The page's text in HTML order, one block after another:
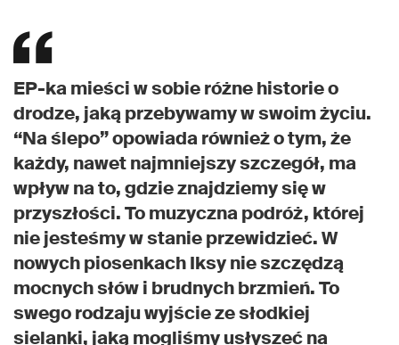
EP-ka mieści w sobie różne historie o
drodze, jaką przebywamy w swoim życiu.
“Na ślepo” opowiada również o tym, że
każdy, nawet najmniejszy szczegół, ma
wpływ na to, gdzie znajdziemy się w
przyszłości. To muzyczna podróż, której
nie jesteśmy w stanie przewidzieć. W
nowych piosenkach Iksy nie szczędzą
mocnych słów i brudnych brzmień. To
swego rodzaju wyjście ze słodkiej
sielanki, jaką mogliśmy usłyszeć na